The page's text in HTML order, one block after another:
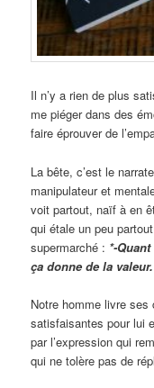
Il n’y a rien de plus
me piéger dans des
faire éprouver de
La bête, c’est le
manipulateur et
voit partout, naïf à en
qui étale un peu
supermarché : *-
ça donne de la
Notre homme livre
satisfaisantes pour lui
par l’expression qui
qui ne tolère pas de